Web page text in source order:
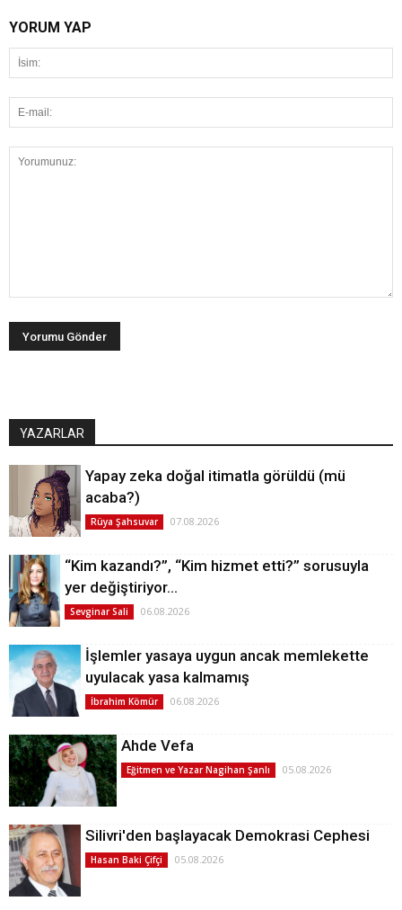
YORUM YAP
YAZARLAR
Yapay zeka doğal itimatla görüldü (mü
acaba?)
Rüya Şahsuvar 07.08.2026
“Kim kazandı?”, “Kim hizmet etti?” sorusuyla
yer değiştiriyor…
Sevginar Sali 06.08.2026
İşlemler yasaya uygun ancak memlekette
uyulacak yasa kalmamış
İbrahim Kömür 06.08.2026
Ahde Vefa
Eğitmen ve Yazar Nagihan Şanlı 05.08.2026
Silivri'den başlayacak Demokrasi Cephesi
Hasan Baki Çifçi 05.08.2026